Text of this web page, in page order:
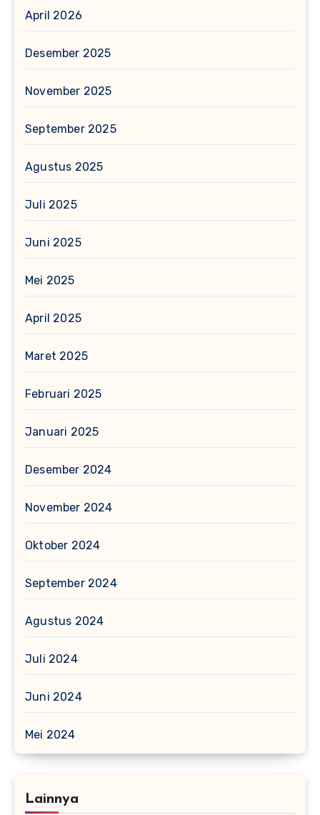
April 2026
Desember 2025
November 2025
September 2025
Agustus 2025
Juli 2025
Juni 2025
Mei 2025
April 2025
Maret 2025
Februari 2025
Januari 2025
Desember 2024
November 2024
Oktober 2024
September 2024
Agustus 2024
Juli 2024
Juni 2024
Mei 2024
Lainnya